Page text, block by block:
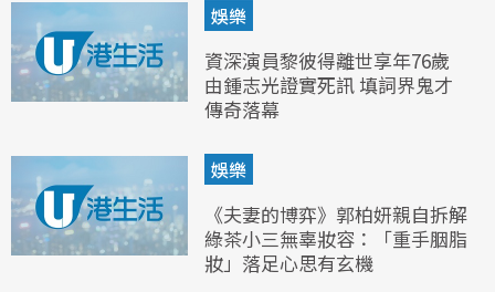
娛樂
資深演員黎彼得離世享年76歲
由鍾志光證實死訊 填詞界鬼才
傳奇落幕
娛樂
《夫妻的博弈》郭柏妍親自拆解
綠茶小三無辜妝容：「重手胭脂
妝」落足心思有玄機